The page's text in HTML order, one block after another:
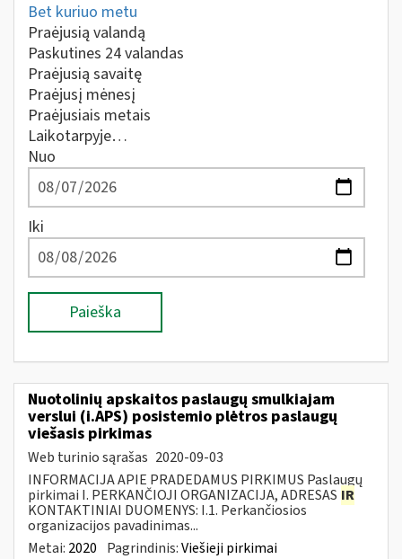
Bet kuriuo metu
Praėjusią valandą
Paskutines 24 valandas
Praėjusią savaitę
Praėjusį mėnesį
Praėjusiais metais
Laikotarpyje…
Nuo
Iki
Paieška
Nuotolinių apskaitos paslaugų smulkiajam
verslui (i.APS) posistemio plėtros paslaugų
viešasis pirkimas
Web turinio sąrašas 2020-09-03
INFORMACIJA APIE PRADEDAMUS PIRKIMUS Paslaugų
pirkimai I. PERKANČIOJI ORGANIZACIJA, ADRESAS IR
KONTAKTINIAI DUOMENYS: I.1. Perkančiosios
organizacijos pavadinimas...
Metai: 2020 Pagrindinis:Viešieji pirkimai